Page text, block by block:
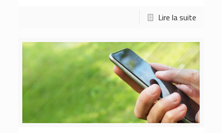
Lire la suite